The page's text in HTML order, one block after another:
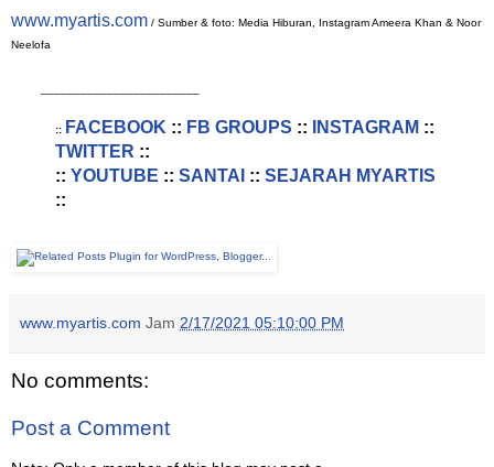
www.myartis.com / Sumber & foto: Media Hiburan, Instagram Ameera Khan & Noor
Neelofa
:: FACEBOOK :: FB GROUPS :: INSTAGRAM ::
TWITTER ::
:: YOUTUBE :: SANTAI :: SEJARAH MYARTIS
::
www.myartis.com Jam 2/17/2021 05:10:00 PM
No comments:
Post a Comment